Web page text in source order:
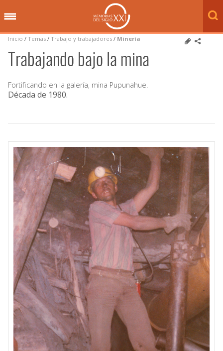
Inicio / Temas / Trabajo y trabajadores / Minería
Trabajando bajo la mina
Fortificando en la galería, mina Pupunahue.
Década de 1980.